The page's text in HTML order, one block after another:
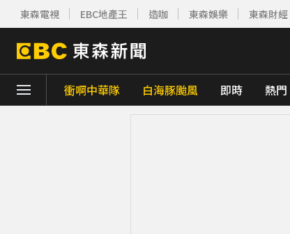
東森電視 EBC地產王 造咖 東森娛樂 東森財經
衝啊中華隊 白海豚颱風 即時 熱門